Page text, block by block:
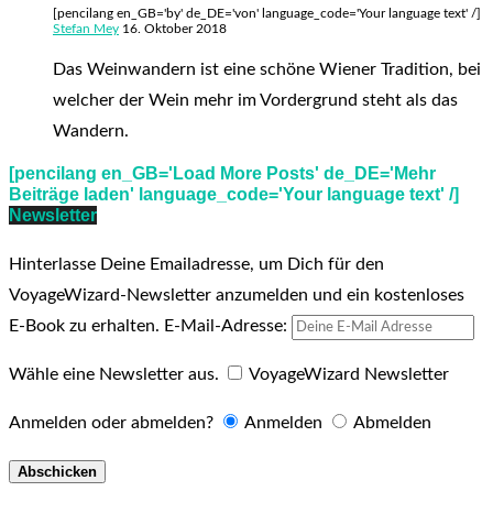
[pencilang en_GB='by' de_DE='von' language_code='Your language text' /]
Stefan Mey 16. Oktober 2018
Das Weinwandern ist eine schöne Wiener Tradition, bei
welcher der Wein mehr im Vordergrund steht als das
Wandern.
[pencilang en_GB='Load More Posts' de_DE='Mehr
Beiträge laden' language_code='Your language text' /]
Newsletter
Hinterlasse Deine Emailadresse, um Dich für den
VoyageWizard-Newsletter anzumelden und ein kostenloses
E-Book zu erhalten. E-Mail-Adresse:
Wähle eine Newsletter aus. VoyageWizard Newsletter
Anmelden oder abmelden? Anmelden Abmelden